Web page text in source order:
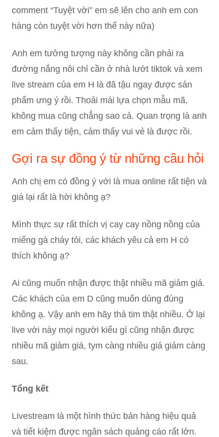
comment “Tuyệt vời” em sẽ lên cho anh em con
hàng còn tuyệt vời hơn thế này nữa)
Anh em tưởng tượng này không cần phải ra
đường nắng nôi chỉ cần ở nhà lướt tiktok và xem
live stream của em H là đã tậu ngay được sản
phẩm ưng ý rồi. Thoải mái lựa chọn mẫu mã,
không mua cũng chẳng sao cả. Quan trọng là anh
em cảm thấy tiện, cảm thấy vui vẻ là được rồi.
Gợi ra sự đồng ý từ những câu hỏi
Anh chị em có đồng ý với là mua online rất tiện và
giá lại rất là hời không ạ?
Mình thực sự rất thích vị cay cay nồng nồng của
miếng gà cháy tỏi, các khách yêu cả em H có
thích không ạ?
Ai cũng muốn nhận được thật nhiều mã giảm giá.
Các khách của em D cũng muốn dùng đúng
không ạ. Vậy anh em hãy thả tim thật nhiều. Ở lại
live với này mọi người kiểu gì cũng nhận được
nhiều mã giảm giá, tym càng nhiều giá giảm càng
sau.
Tổng kết
Livestream là một hình thức bán hàng hiệu quả
và tiết kiệm được ngân sách quảng cáo rất lớn.